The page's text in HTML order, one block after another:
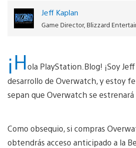
Jeff Kaplan
Game Director, Blizzard
¡Hola PlayStation.Blog! ¡Soy
desarrollo de Overwatch, y estoy
sepan que Overwatch se estrenará
Como obsequio, si compras
obtendrás acceso anticipado a la